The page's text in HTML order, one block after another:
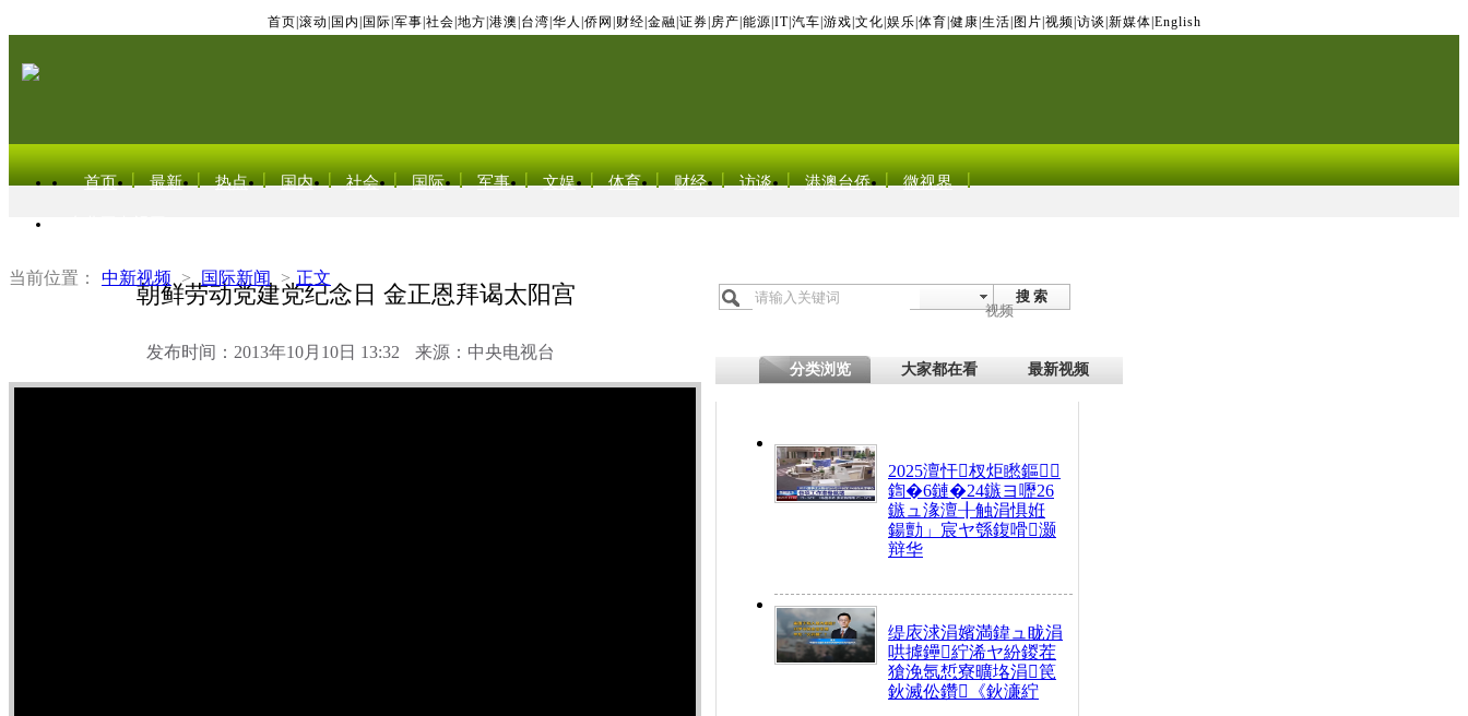
首页 滚动 国内 国际 军事 社会 地方 港澳 台湾 华人 侨网 财经 金融 证券 房产 能源 IT| 汽车 游戏 文化 娱乐 体育 健康 生活 图片 视频 访谈 新媒体 English
首页 最新 热点 国内 社会 国际 军事 文娱 体育 财经 访谈 港澳台侨 微视界
当前位置： 中新视频 > 国际新闻 > 正文
朝鲜劳动党建党纪念日 金正恩拜谒太阳宫
发布时间：2013年10月10日 13:32 来源：中央电视台
搜 索
视频
分类浏览 大家都在看 最新视频
2025澶忓杈炬矁鏂
鍧�6鏈�24鏃ヨ嚦26
鏃ュ湪澶╂触涓惧姙
鍚勯」宸ヤ綔鍑嗗灏
辩华
缇庡浗涓嬪満鍏ュ眬涓
哄摢鑸紵浠ヤ紛鍐茬
獊浼氬惁寮曠垎涓笢
鈥滅伀鑽《鈥濓紵